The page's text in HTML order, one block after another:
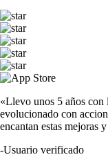
«Llevo unos 5 años con
evolucionado con
encantan estas mejoras
-Usuario verificado